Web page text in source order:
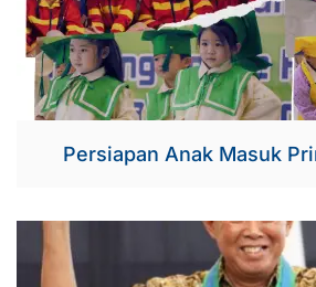
Persiapan Anak Masuk